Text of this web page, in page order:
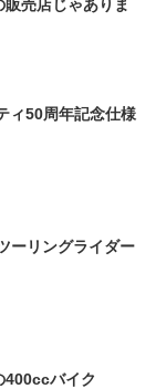
売店じゃありま
ィ50周年記念仕様
ーリングライダー
400ccバイク